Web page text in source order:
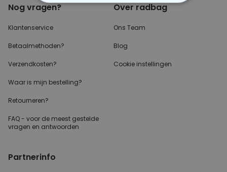
Nog vragen?
Klantenservice
Betaalmethoden?
Verzendkosten?
Waar is mijn bestelling?
Retourneren?
FAQ - voor de meest gestelde
vragen en antwoorden
Over radbag
Ons Team
Blog
Cookie instellingen
Partnerinfo
NOODZAKELIJK
PERFORMANCE